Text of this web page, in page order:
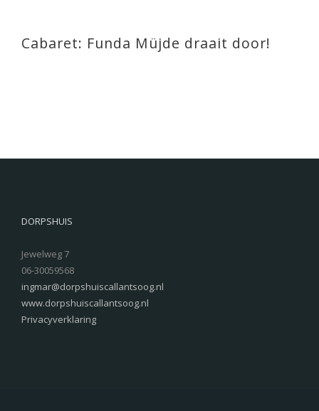
Cabaret: Funda Müjde draait door!
DORPSHUIS
Jewelweg 7
06-30059568
ingmar@dorpshuiscallantsoog.nl
www.dorpshuiscallantsoog.nl
Privacyverklaring